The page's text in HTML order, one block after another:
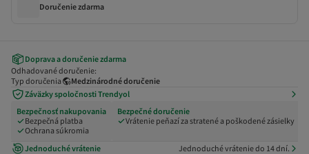
Doručenie zdarma
Doprava a doručenie zdarma
Odhadované doručenie:
Typ doručenia
Medzinárodné doručenie
Záväzky spoločnosti Trendyol
Bezpečnosť nakupovania
Bezpečná platba
Ochrana súkromia
Bezpečné doručenie
Vrátenie peňazí za stratené a poškodené zásielky
Jednoduché vrátenie Jednoduché vrátenie do 14 dní.